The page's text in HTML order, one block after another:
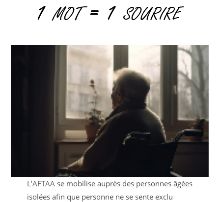
L’AFTAA se mobilise auprès des personnes âgées
isolées afin que personne ne se sente exclu